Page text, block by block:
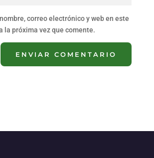
correo electrónico y web en este
la próxima vez que comente.
ENVIAR COMENTARIO